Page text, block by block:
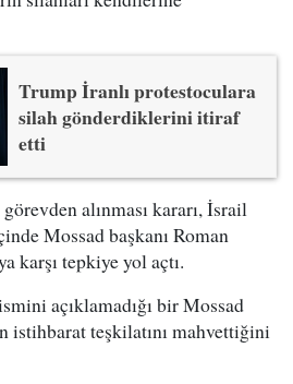
Trump İranlı protestoculara
silah gönderdiklerini itiraf
etti
alınması kararı, İsrail
Mossad başkanı Roman
karşı tepkiye yol açtı.
açıklamadığı bir Mossad
istihbarat teşkilatını mahvettiğini